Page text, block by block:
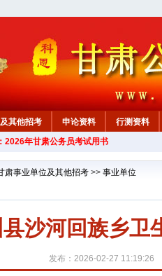
其他招考 申论资料
行测资料
2026年甘肃公务员考试用书
肃事业单位及其他招考 >> 事业单位
县沙河回族乡卫
发布：2026-02-27 11:19:26